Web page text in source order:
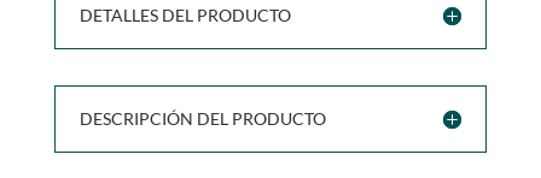
DETALLES DEL PRODUCTO
DESCRIPCIÓN DEL PRODUCTO